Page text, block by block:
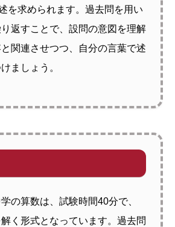
を求められます。過去問を用い
返すことで、設問の意図を理解
関連させつつ、自分の言葉で述
ましょう。
の算数は、試験時間40分で、
く形式となっています。過去問